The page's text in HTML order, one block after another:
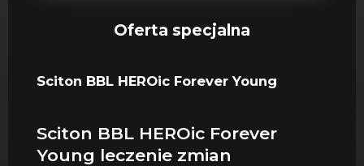
Oferta specjalna
Sciton BBL HEROic Forever Young
Sciton BBL HEROic Forever
Young leczenie zmian